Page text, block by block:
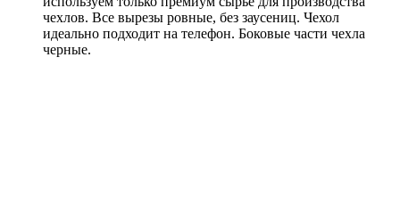
чехлов. Все вырезы ровные, без заусениц. Чехол
идеально подходит на телефон. Боковые части чехла
черные.